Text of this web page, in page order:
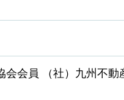
会会員 （社）九州不動